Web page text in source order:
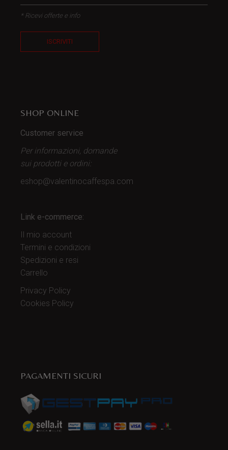
* Ricevi offerte e info
ISCRIVITI
SHOP ONLINE
Customer service
Per informazioni, domande
sui prodotti e ordini:
eshop@valentinocaffespa.com
Link e-commerce:
Il mio account
Termini e condizioni
Spedizioni e resi
Carrello
Privacy Policy
Cookies Policy
PAGAMENTI SICURI